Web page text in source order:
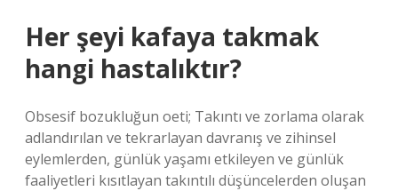
Her şeyi kafaya takmak
hangi hastalıktır?
Obsesif bozukluğun oeti; Takıntı ve zorlama olarak
adlandırılan ve tekrarlayan davranış ve zihinsel
eylemlerden, günlük yaşamı etkileyen ve günlük
faaliyetleri kısıtlayan takıntılı düşüncelerden oluşan